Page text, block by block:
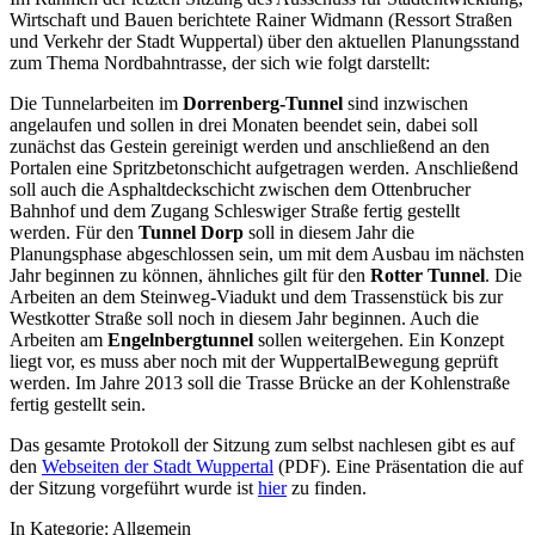
Wirtschaft und Bauen berichtete Rainer Widmann (Ressort Straßen
und Verkehr der Stadt Wuppertal) über den aktuellen Planungsstand
zum Thema Nordbahntrasse, der sich wie folgt darstellt:
Die Tunnelarbeiten im Dorrenberg-Tunnel sind inzwischen
angelaufen und sollen in drei Monaten beendet sein, dabei soll
zunächst das Gestein gereinigt werden und anschließend an den
Portalen eine Spritzbetonschicht aufgetragen werden. Anschließend
soll auch die Asphaltdeckschicht zwischen dem Ottenbrucher
Bahnhof und dem Zugang Schleswiger Straße fertig gestellt
werden. Für den Tunnel Dorp soll in diesem Jahr die
Planungsphase abgeschlossen sein, um mit dem Ausbau im nächsten
Jahr beginnen zu können, ähnliches gilt für den Rotter Tunnel. Die
Arbeiten an dem Steinweg-Viadukt und dem Trassenstück bis zur
Westkotter Straße soll noch in diesem Jahr beginnen. Auch die
Arbeiten am Engelnbergtunnel sollen weitergehen. Ein Konzept
liegt vor, es muss aber noch mit der WuppertalBewegung geprüft
werden. Im Jahre 2013 soll die Trasse Brücke an der Kohlenstraße
fertig gestellt sein.
Das gesamte Protokoll der Sitzung zum selbst nachlesen gibt es auf
den Webseiten der Stadt Wuppertal (PDF). Eine Präsentation die auf
der Sitzung vorgeführt wurde ist hierzu finden.
In Kategorie: Allgemein